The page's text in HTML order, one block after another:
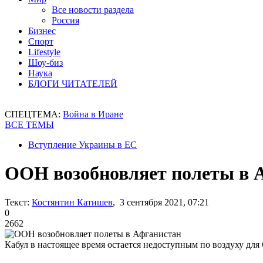
Все новости раздела
Россия
Бизнес
Спорт
Lifestyle
Шоу-биз
Наука
БЛОГИ ЧИТАТЕЛЕЙ
СПЕЦТЕМА: Война в Иране
ВСЕ ТЕМЫ
Вступление Украины в ЕС
ООН возобновляет полеты в
Текст: Костянтин Катишев, 3 сентября 2021, 07:21
0
2662
Кабул в настоящее время остается недоступным по воздуху